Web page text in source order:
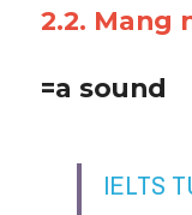
2.2. Mang
=a sound
IELTS